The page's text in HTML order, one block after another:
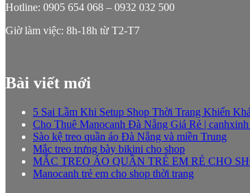
Hotline: 0905 654 068 – 0932 032 500
Giờ làm việc: 8h-18h từ T2-T7
Bài viết mới
5 Sai Lầm Khi Setup Shop Thời Trang Khiến
Cho Thuê Manocanh Đà Nẵng Giá Rẻ |
Sào kệ treo quần áo Đà Nẵng và miền Trung
Mắc treo trưng bày bikini cho shop
MẮC TREO ÁO QUẦN TRẺ EM RẺ CHO
Manocanh trẻ em cho shop thời trang